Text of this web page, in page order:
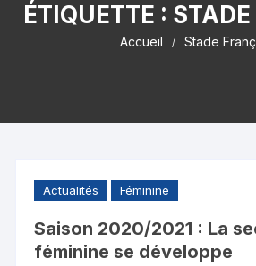
ÉTIQUETTE :
Accueil Stade
Actualités Féminine
Saison 2020/2021 : La
féminine se développe